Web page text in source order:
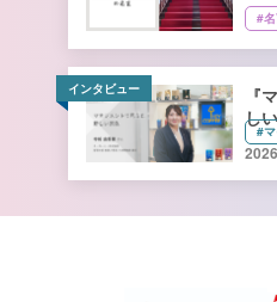
#
インタビュー
『
し
キ
本
課
#